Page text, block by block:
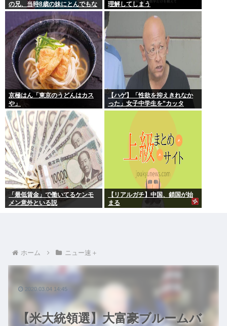
の兄、当時8歳の妹にとんでもな
いことを頼む
理解してしまう
京極はん「東京のうどんはカス
や」
【ハゲ】「性欲を抑えきれなか
った」女子中学生を”カッタ
ー”で脅し性的暴行か 56歳の男
「最低賃金」で働いてるケンモ
メン意外といる説
【リアルガチ】中国、鎖国が始
まる
ホーム ニュー速＋
【米大統領選】大富豪ブルームバ
2020.03.04 14:45